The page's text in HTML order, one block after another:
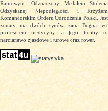
Ramowym. Odznaczony Medalem Stulecia
Odzyskanej Niepodległości i Krzyżem
Komandorskim Orderu Odrodzenia Polski. Jest
żonaty, ma dwóch synów, żona Bogna jest
profesorem medycyny, a jego hobby to
narciarstwo zjazdowe i turowe oraz rower.